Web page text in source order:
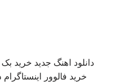
دانلود اهنگ جدید خرید بک
خرید فالوور اینستاگرام